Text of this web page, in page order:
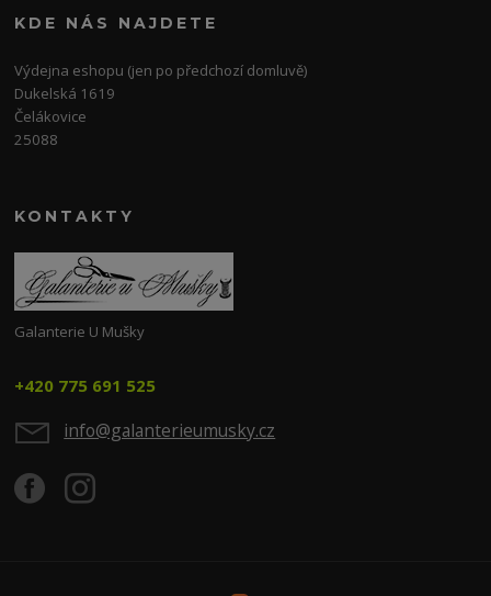
KDE NÁS NAJDETE
Výdejna eshopu (jen po předchozí domluvě)
Dukelská 1619
Čelákovice
25088
KONTAKTY
Galanterie U Mušky
+420 775 691 525
info@galanterieumusky.cz